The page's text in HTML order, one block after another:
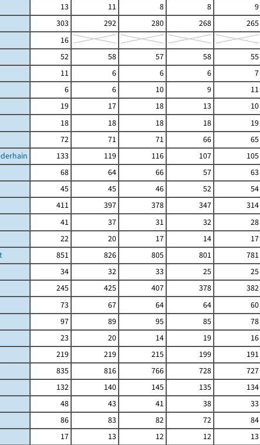
13 11 8 8 9
303 292 280 268 265
16
52 58 57 58 55
11 6 6 6 7
6 6 10 9 11
19 17 18 13 10
18 18 18 18 19
72 71 71 66 65
133 119 116 107 105
68 64 66 57 63
45 45 46 52 54
411 397 378 347 314
41 37 31 32 28
22 20 17 14 17
851 826 805 801 781
34 32 33 25 25
245 425 407 378 382
73 67 64 64 60
97 89 95 85 78
23 20 14 19 16
219 219 215 199 191
835 816 766 728 727
132 140 145 135 134
48 43 41 38 33
86 83 82 72 84
17 13 12 12 13